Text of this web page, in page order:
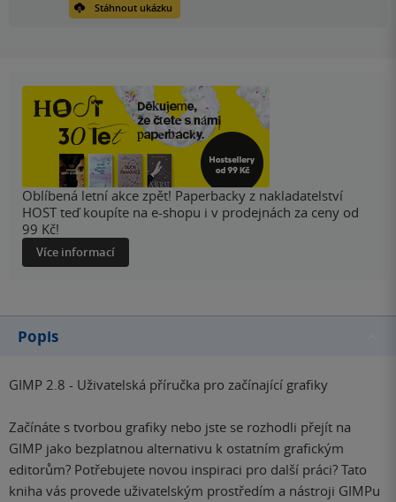
Stáhnout ukázku
Oblíbená letní akce zpět! Paperbacky z nakladatelství
HOST teď koupíte na e-shopu i v prodejnách za ceny od
99 Kč!
Více informací
Popis
GIMP 2.8 - Uživatelská příručka pro začínající grafiky
Začínáte s tvorbou grafiky nebo jste se rozhodli přejít na
GIMP jako bezplatnou alternativu k ostatním grafickým
editorům? Potřebujete novou inspiraci pro další práci? Tato
kniha vás provede uživatelským prostředím a nástroji GIMPu